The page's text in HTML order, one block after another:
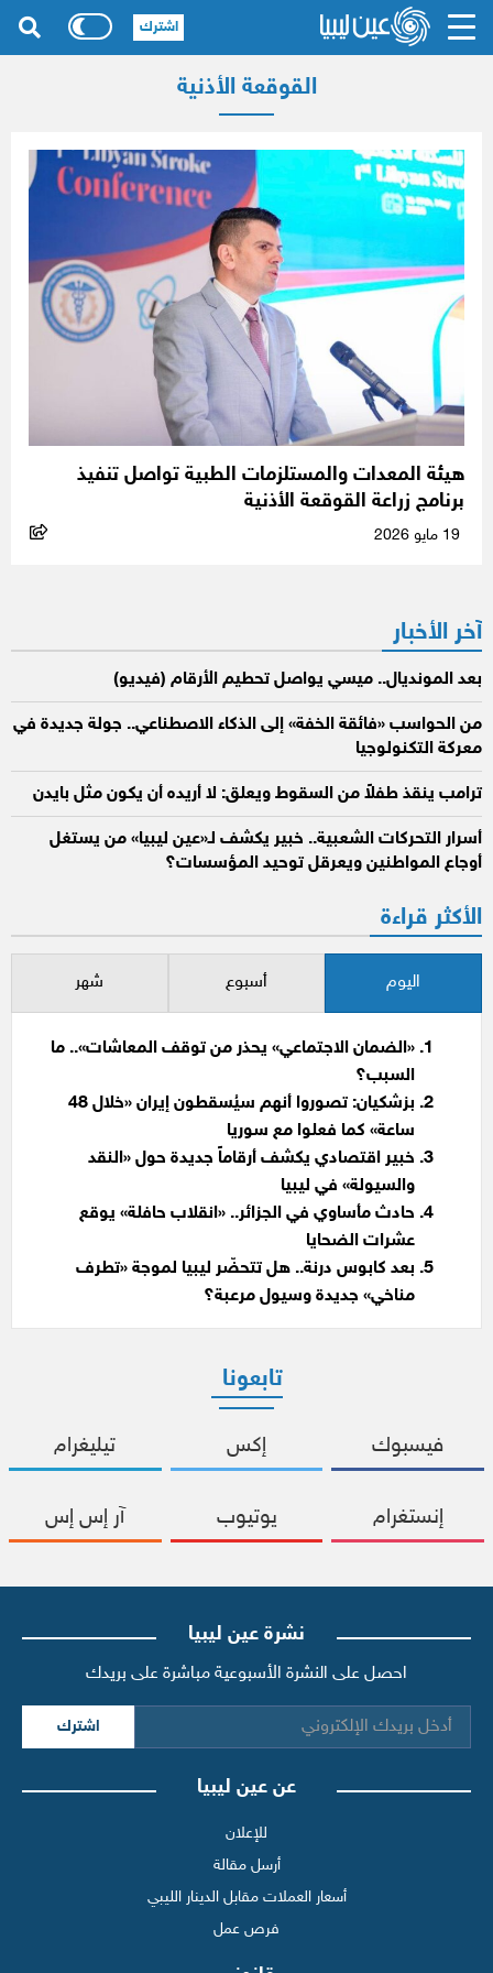
القوقعة الأذنية
هيئة المعدات والمستلزمات الطبية تواصل تنفيذ
برنامج زراعة القوقعة الأذنية
آخر الأخبار
بعد المونديال.. ميسي يواصل تحطيم الأرقام (فيديو)
من الحواسب «فائقة الخفة» إلى الذكاء الاصطناعي.. جولة جديدة في
معركة التكنولوجيا
ترامب ينقذ طفلاً من السقوط ويعلق: لا أريده أن يكون مثل بايدن
أسرار التحركات الشعبية.. خبير يكشف لـ«عين ليبيا» من يستغل
أوجاع المواطنين ويعرقل توحيد المؤسسات؟
الأكثر قراءة
اليوم أسبوع شهر
«الضمان الاجتماعي» يحذر من توقف المعاشات».. ما
السبب؟
بزشكيان: تصوروا أنهم سيُسقطون إيران «خلال 48
ساعة» كما فعلوا مع سوريا
خبير اقتصادي يكشف أرقاماً جديدة حول «النقد
والسيولة» في ليبيا
حادث مأساوي في الجزائر.. «انقلاب حافلة» يوقع
عشرات الضحايا
بعد كابوس درنة.. هل تتحضّر ليبيا لموجة «تطرف
مناخي» جديدة وسيول مرعبة؟
تابعونا
فيسبوك إكس تيليغرام
إنستغرام يوتيوب آر إس إس
نشرة عين ليبيا
احصل على النشرة الأسبوعية مباشرة على بريدك
اشترك
عن عين ليبيا
للإعلان
أرسل مقالة
أسعار العملات مقابل الدينار الليبي
فرص عمل
اشترك